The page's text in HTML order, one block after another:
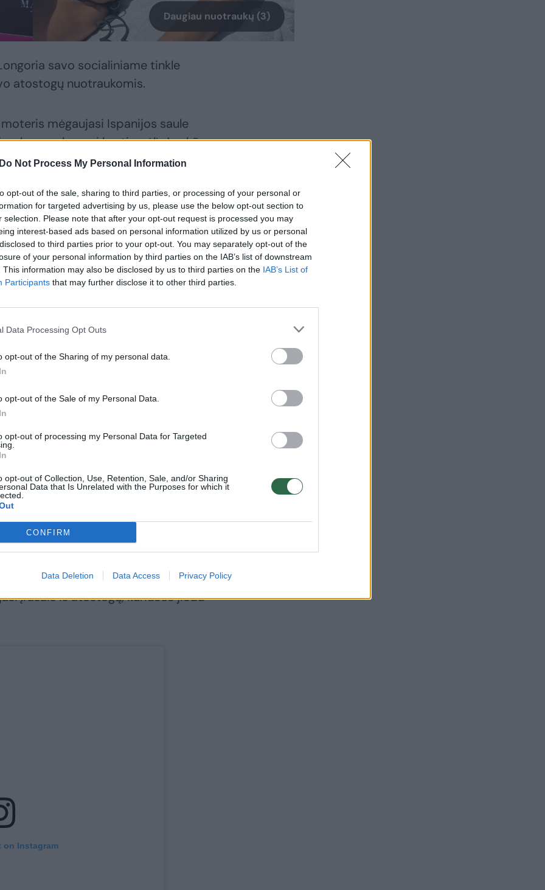
Do Not Process My Personal Information
opt-out of the sale, sharing to third parties, or processing of your personal or
for targeted advertising by us, please use the below opt-out section to
selection. Please note that after your opt-out request is processed you may
interest-based ads based on personal information utilized by us or personal
to third parties prior to your opt-out. You may separately opt-out of the
of your personal information by third parties on the IAB’s list of downstream
This information may also be disclosed by us to third parties on the IAB’s List of
Participants that may further disclose it to other third parties.
Data Processing Opt Outs
opt-out of the Sharing of my personal data.
opt-out of the Sale of my Personal Data.
opt-out of processing my Personal Data for Targeted
opt-out of Collection, Use, Retention, Sale, and/or Sharing
Data that Is Unrelated with the Purposes for which it
CONFIRM
Data Deletion Data Access Privacy Policy
Daugiau nuotraukų (3)
savo socialiniame tinkle
atostogų nuotraukomis.
mėgaujasi Ispanijos saule
maudymosi kostiumėlį. Jos kūnas
išryškina tobulas figūros
leidusi
Longoria
akį
laikui
100 tūkstančių patiktukų. Sekėjai
jos penkerių metų sūnus
įrašais iš atostogų, kuriuose jiedu
on Instagram